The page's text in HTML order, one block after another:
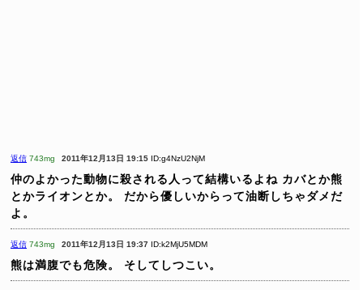
返信 743mg 2011年12月13日 19:15 ID:g4NzU2NjM
仲のよかった動物に殺される人って結構いるよね カバとか熊
とかライオンとか。
だから優しいからって油断しちゃダメだ
よ。
返信 743mg 2011年12月13日 19:37 ID:k2MjU5MDM
熊は満腹でも危険。 そしてしつこい。